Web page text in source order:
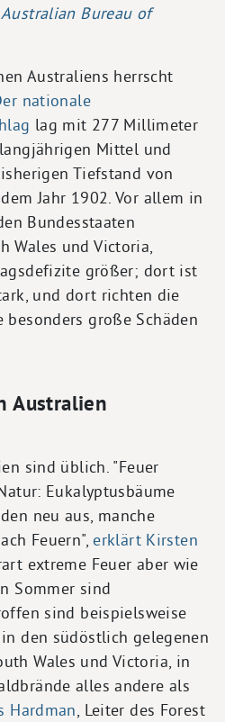
Australian Bureau of
Australiens herrscht
nationale
lag mit 277 Millimeter
Mittel und
Tiefstand von
Jahr 1902. Vor allem in
Bundesstaaten
Wales und Victoria,
größer; dort ist
und dort richten die
große Schäden
Australien
sind üblich. "Feuer
Eukalyptusbäume
neu aus, manche
Feuern", erklärt Kirsten
extreme Feuer aber wie
Sommer sind
sind beispielsweise
den südöstlich gelegenen
Wales und Victoria, in
alles andere als
Hardman, Leiter des Forest